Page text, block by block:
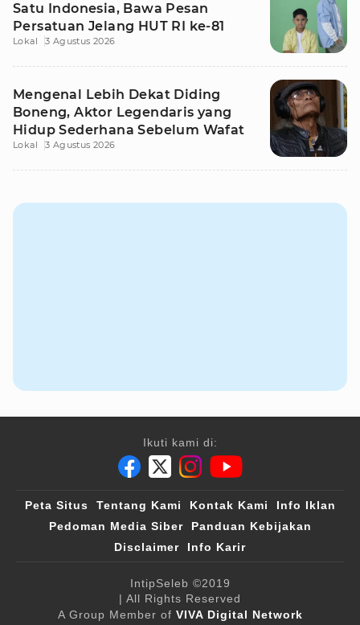
Satu Indonesia, Bawa Pesan
Persatuan Jelang HUT RI ke-81
Lokal 3 Agustus 2026
Mengenal Lebih Dekat Diding
Boneng, Aktor Legendaris yang
Hidup Sederhana Sebelum Wafat
Lokal 3 Agustus 2026
Ikuti kami di:
Peta Situs Tentang Kami Kontak Kami
Info Iklan
Pedoman Media Siber
Panduan Kebijakan
Disclaimer
Info Karir
IntipSeleb ©2019
| All Rights Reserved
A Group Member of VIVA Digital Network